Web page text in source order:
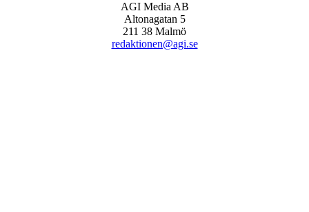
AGI Media AB
Altonagatan 5
211 38 Malmö
redaktionen@agi.se